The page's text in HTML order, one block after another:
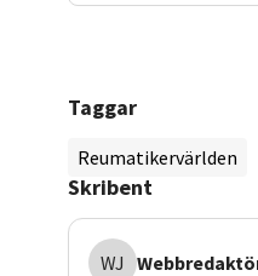
Taggar
Reumatikervärlden
Skribent
WJ